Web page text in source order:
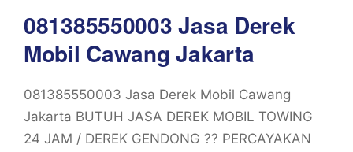
081385550003 Jasa Derek
Mobil Cawang Jakarta
081385550003 Jasa Derek Mobil Cawang
Jakarta BUTUH JASA DEREK MOBIL TOWING
24 JAM / DEREK GENDONG ?? PERCAYAKAN